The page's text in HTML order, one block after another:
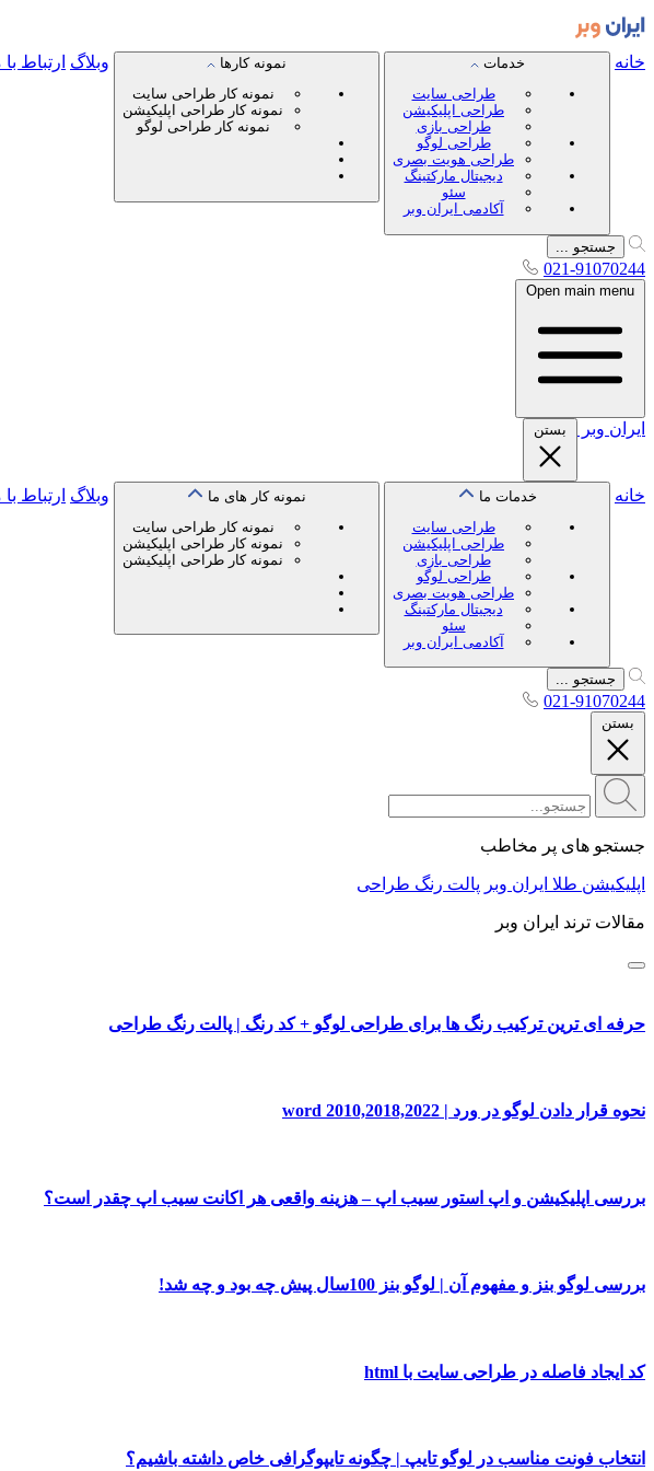
خانه
خدمات
طراحی سایت
طراحی اپلیکیشن
طراحی بازی
طراحی لوگو
طراحی هویت بصری
دیجیتال مارکتینگ
سئو
آکادمی ایران وبر
نمونه کارها
نمونه کار طراحی سایت
نمونه کار طراحی اپلیکیشن
نمونه کار طراحی لوگو
وبلاگ ارتباط با
جستجو ...
021-91070244
Open main menu
ایران وبر بستن
خانه
خدمات ما
طراحی سایت
طراحی اپلیکیشن
طراحی بازی
طراحی لوگو
طراحی هویت بصری
دیجیتال مارکتینگ
سئو
آکادمی ایران وبر
نمونه کار های ما
نمونه کار طراحی سایت
نمونه کار طراحی اپلیکیشن
نمونه کار طراحی اپلیکیشن
وبلاگ ارتباط با
جستجو ...
021-91070244
بستن
جستجو های پر مخاطب
اپلیکیشن طلا ایران وبر پالت رنگ طراحی
مقالات ترند ایران وبر
حرفه ای ترین ترکیب رنگ ها برای طراحی لوگو + کد رنگ | پالت رنگ طراحی
نحوه قرار دادن لوگو در ورد | word 2010,2018,2022
بررسی اپلیکیشن و اپ استور سیب اپ – هزینه واقعی هر اکانت سیب اپ چقدر است؟
بررسی لوگو بنز و مفهوم آن | لوگو بنز 100سال پیش چه بود و چه شد!
کد ایجاد فاصله در طراحی سایت با html
انتخاب فونت مناسب در لوگو تایپ | چگونه تایپوگرافی خاص داشته باشیم؟